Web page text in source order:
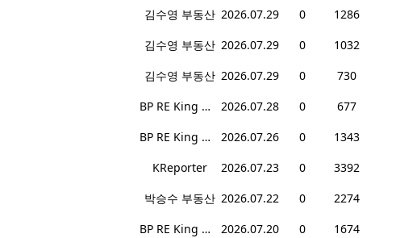
김수영 부동산 2026.07.29 0
1286
김수영 부동산 2026.07.29 0
1032
김수영 부동산 2026.07.29 0
730
BP RE King 대표 마이크 윤 2026.07.28 0
677
BP RE King 대표 마이크 윤 2026.07.26 0
1343
KReporter 2026.07.23 0
3392
박승수 부동산 2026.07.22 0
2274
BP RE King 대표 마이크 윤 2026.07.20 0
1674